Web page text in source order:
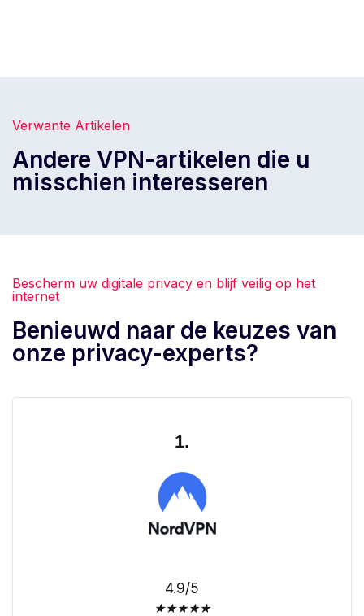
Verwante Artikelen
Andere VPN-artikelen die u
misschien interesseren
Bescherm uw digitale privacy en blijf veilig op het
internet
Benieuwd naar de keuzes van
onze privacy-experts?
1.
4.9/5
★★★★★